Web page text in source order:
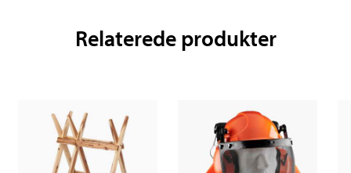
Relaterede produkter